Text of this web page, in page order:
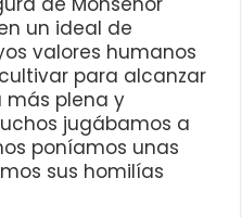
un ideal de
valores humanos
para alcanzar
plena y
jugábamos a
poníamos unas
sus homilías